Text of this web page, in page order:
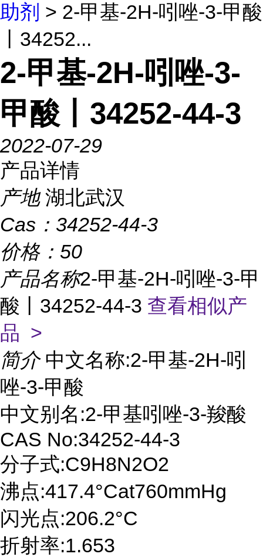
助剂 > 2-甲基-2H-吲唑-3-甲酸
丨34252...
2-甲基-2H-吲唑-3-
甲酸丨34252-44-3
2022-07-29
产品详情
产地 湖北武汉
Cas： 34252-44-3
价格： 50
产品名称2-甲基-2H-吲唑-3-甲
酸丨34252-44-3 查看相似产
品 >
简介 中文名称:2-甲基-2H-吲
唑-3-甲酸
中文别名:2-甲基吲唑-3-羧酸
CAS No:34252-44-3
分子式:C9H8N2O2
沸点:417.4°Cat760mmHg
闪光点:206.2°C
折射率:1.653